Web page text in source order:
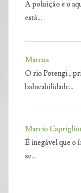
A poluição e o
está…
Marcus
O rio Potengi ,
balneabilidade…
Marcio
É inegável que o
se…